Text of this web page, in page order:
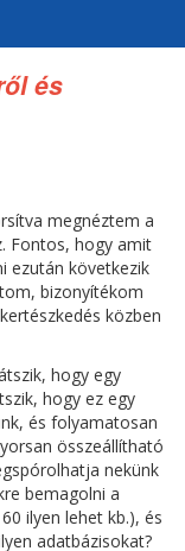
és
megnéztem a
Fontos, hogy amit
ezután következik
bizonyítékom
közben
hogy egy
hogy ez egy
és folyamatosan
összeállítható
nekünk
bemagolni a
ilyen lehet kb.), és
adatbázisokat?